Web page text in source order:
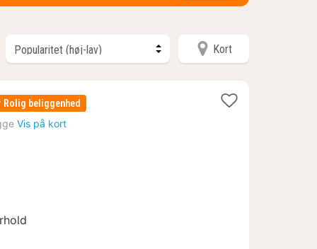
Kort
Rolig beliggenhed
Vis på kort